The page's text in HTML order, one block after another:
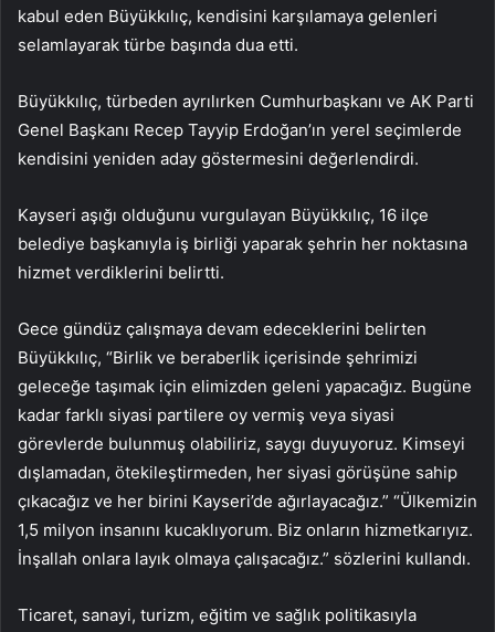
kabul eden Büyükkılıç, kendisini karşılamaya gelenleri
selamlayarak türbe başında dua etti.
Büyükkılıç, türbeden ayrılırken Cumhurbaşkanı ve AK Parti
Genel Başkanı Recep Tayyip Erdoğan’ın yerel seçimlerde
kendisini yeniden aday göstermesini değerlendirdi.
Kayseri aşığı olduğunu vurgulayan Büyükkılıç, 16 ilçe
belediye başkanıyla iş birliği yaparak şehrin her noktasına
hizmet verdiklerini belirtti.
Gece gündüz çalışmaya devam edeceklerini belirten
Büyükkılıç, “Birlik ve beraberlik içerisinde şehrimizi
geleceğe taşımak için elimizden geleni yapacağız. Bugüne
kadar farklı siyasi partilere oy vermiş veya siyasi
görevlerde bulunmuş olabiliriz, saygı duyuyoruz. Kimseyi
dışlamadan, ötekileştirmeden, her siyasi görüşüne sahip
çıkacağız ve her birini Kayseri’de ağırlayacağız.” “Ülkemizin
1,5 milyon insanını kucaklıyorum. Biz onların hizmetkarıyız.
İnşallah onlara layık olmaya çalışacağız.” sözlerini kullandı.
Ticaret, sanayi, turizm, eğitim ve sağlık politikasıyla